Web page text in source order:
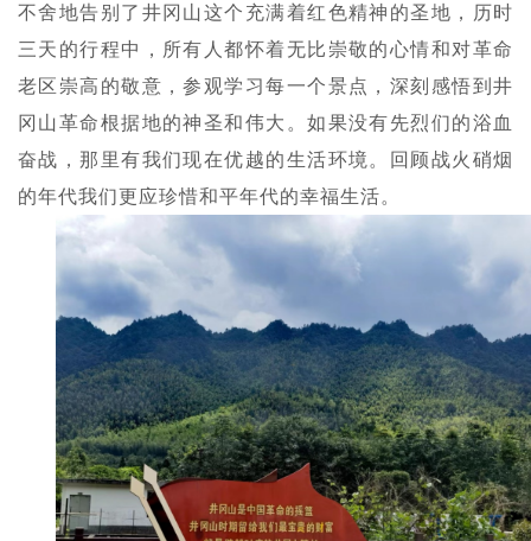
不舍地告别了井冈山这个充满着红色精神的圣地，历时
三天的行程中，所有人都怀着无比崇敬的心情和对革命
老区崇高的敬意，参观学习每一个景点，深刻感悟到井
冈山革命根据地的神圣和伟大。如果没有先烈们的浴血
奋战，那里有我们现在优越的生活环境。回顾战火硝烟
的年代我们更应珍惜和平年代的幸福生活。